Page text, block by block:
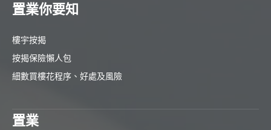
置業你要知
樓宇按揭
按揭保險懶人包
細數買樓花程序、好處及風險
置業